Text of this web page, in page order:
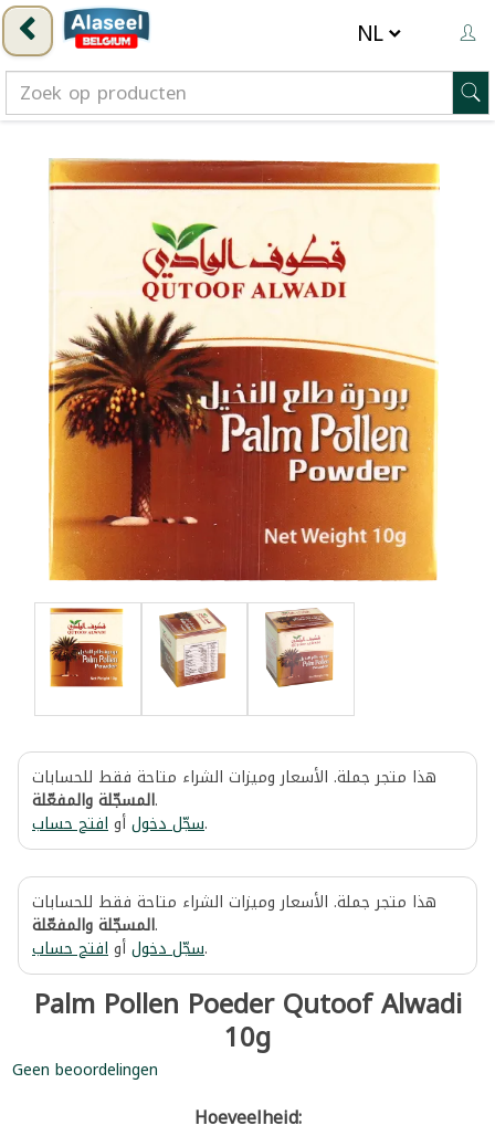
هذا متجر جملة. الأسعار وميزات الشراء متاحة فقط للحسابات
المسجّلة والمفعّلة.
سجّل دخولأوافتح حساب .
هذا متجر جملة. الأسعار وميزات الشراء متاحة فقط للحسابات
المسجّلة والمفعّلة.
سجّل دخولأوافتح حساب .
Palm Pollen Poeder Qutoof Alwadi
10g
Geen beoordelingen
Hoeveelheid: